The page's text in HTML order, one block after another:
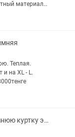
материал
Теплая.
и на XL - L.
Продам новую зимнюю куртку экокожа